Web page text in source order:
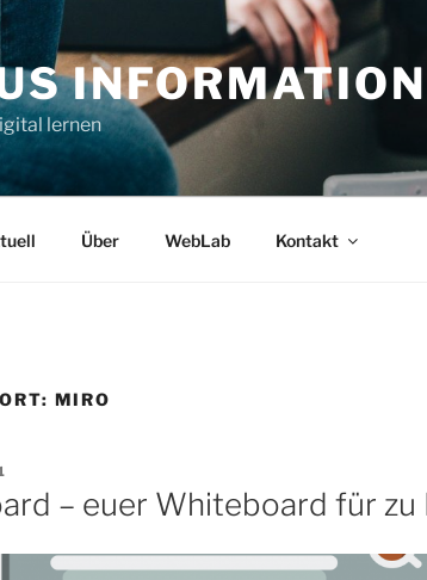
lernen
Über WebLab Kontakt
MIRO
– euer Whiteboard für zu